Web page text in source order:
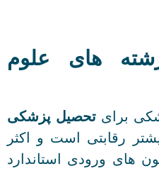
های علوم
برایتحصیل پزشکی
رقابتی است و اکثر
های ورودی استاندارد